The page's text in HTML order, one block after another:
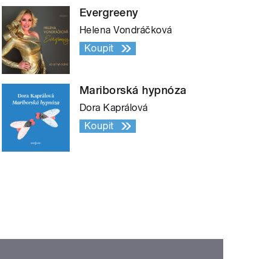
Evergreeny
Helena Vondráčková
Koupit
Mariborská hypnóza
Dora Kaprálová
Koupit